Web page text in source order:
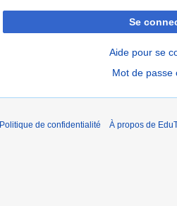
Se
Aide pour se
Mot de passe
Politique de confidentialité À propos de